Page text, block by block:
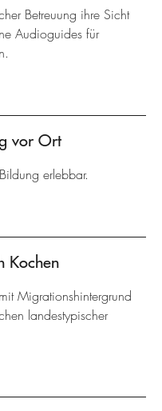
Betreuung ihre Sicht
Audioguides für
vor Ort
erlebbar.
Kochen
Migrationshintergrund
landestypischer